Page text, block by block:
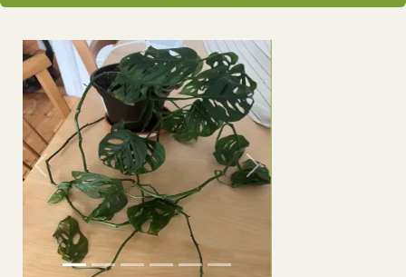
Previous Next